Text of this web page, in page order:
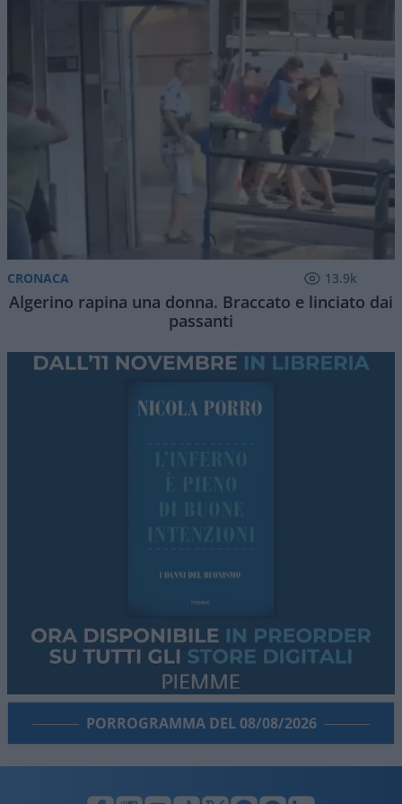
CRONACA 13.9k
Algerino rapina una donna. Braccato e linciato dai
passanti
PORROGRAMMA DEL 08/08/2026